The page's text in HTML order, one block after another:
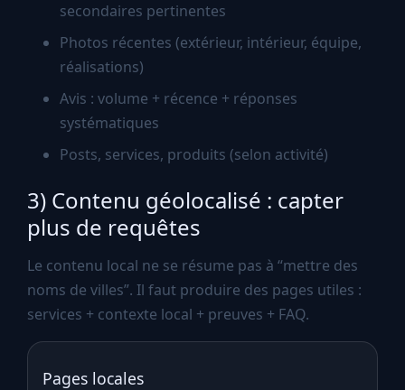
secondaires pertinentes
Photos récentes (extérieur, intérieur, équipe,
réalisations)
Avis : volume + récence + réponses
systématiques
Posts, services, produits (selon activité)
3) Contenu géolocalisé : capter
plus de requêtes
Le contenu local ne se résume pas à “mettre des
noms de villes”. Il faut produire des pages utiles :
services + contexte local + preuves + FAQ.
Pages locales